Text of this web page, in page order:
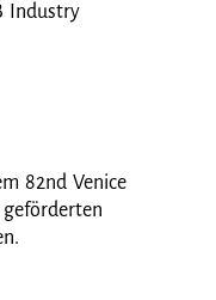
Industry
82nd Venice